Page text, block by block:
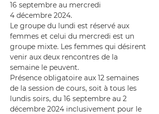
16 septembre au mercredi
4 décembre 2024.
Le groupe du lundi est réservé aux
femmes et celui du mercredi est un
groupe mixte. Les femmes qui désirent
venir aux deux rencontres de la
semaine le peuvent.
Présence obligatoire aux 12 semaines
de la session de cours, soit à tous les
lundis soirs, du 16 septembre au 2
décembre 2024 inclusivement pour le